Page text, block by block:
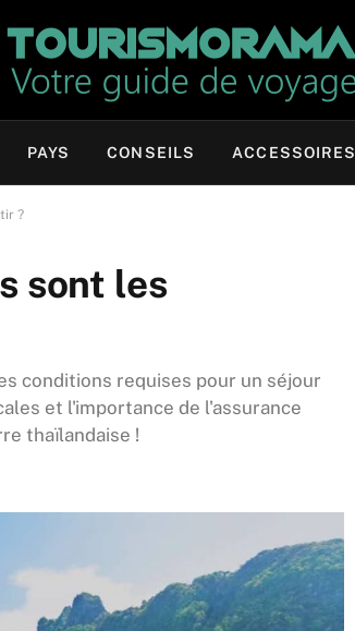
PAYS CONSEILS ACCESSOIRES
?
sont les
conditions requises pour un séjour
et l'importance de l'assurance
thaïlandaise !